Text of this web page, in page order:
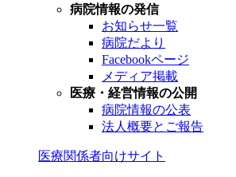
病院情報の発信
お知らせ一覧
病院だより
Facebookページ
メディア掲載
医療・経営情報の公開
病院情報の公表
法人概要とご報告
医療関係者向けサイト